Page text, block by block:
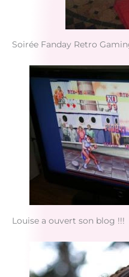
Soirée Fanday Retro
Louise a ouvert son blog !!!